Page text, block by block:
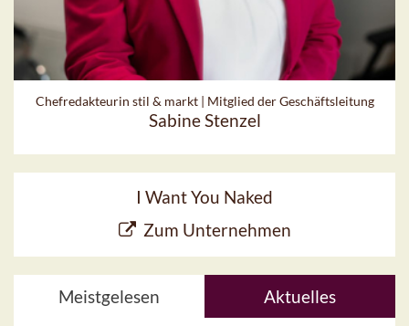
Chefredakteurin stil & markt | Mitglied der Geschäftsleitung
Sabine Stenzel
I Want You Naked
Zum Unternehmen
Meistgelesen Aktuelles